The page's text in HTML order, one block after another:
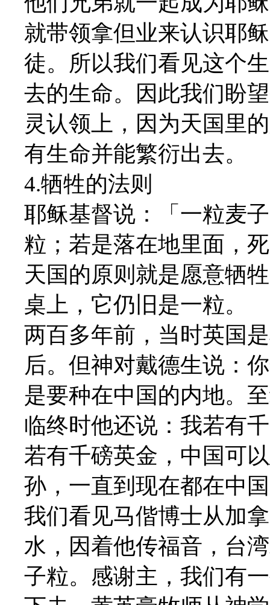
就带领拿但业来认识耶
徒。所以我们看见这个
去的生命。因此我们盼
灵认领上，因为天国里
有生命并能繁衍出去。
4.牺牲的法则
耶稣基督说：「一粒麦
粒；若是落在地里面，
天国的原则就是愿意牺
桌上，它仍旧是一粒。
两百多年前，当时英国
后。但神对戴德生说：
是要种在中国的内地。
临终时他还说：我若有
若有千磅英金，中国可
孙，一直到现在都在中
我们看见马偕博士从加
水，因着他传福音，台
子粒。感谢主，我们有